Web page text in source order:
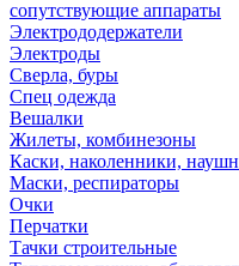
сопутствующие аппараты
Электрододержатели
Электроды
Сверла, буры
Спец одежда
Вешалки
Жилеты, комбинезоны
Каски, наколенники,
Маски, респираторы
Очки
Перчатки
Тачки строительные